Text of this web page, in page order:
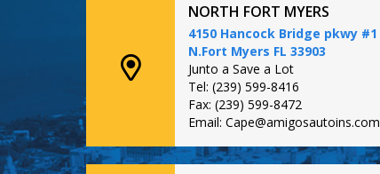
NORTH FORT MYERS
4150 Hancock Bridge pkwy #1
N.Fort Myers FL 33903
Junto a Save a Lot
Tel: (239) 599-8416
Fax: (239) 599-8472
Email: Cape@amigosautoins.com